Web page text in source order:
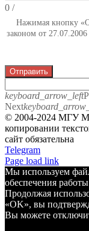
0 /
Нажимая кнопку
законом от
Отправить
keyboard_arrow_left
Next
© 2004-2024 МГУ
копировании
сайт обязательна
Telegram
Page load link
Мы используем
обеспечения
Продолжая
«OK», вы
Вы можете